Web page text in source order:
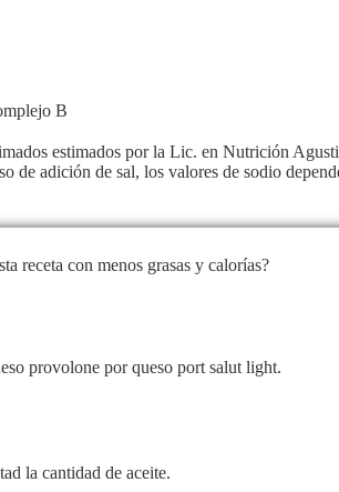
B
estimados por la Lic. en Nutrición
de adición de sal, los valores de sodio
receta con menos grasas y calorías?
provolone por queso port salut light.
la cantidad de aceite.